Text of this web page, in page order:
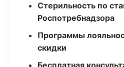
Стерильность по
Роспотребнадзора
Программы
скидки
Бесплатная